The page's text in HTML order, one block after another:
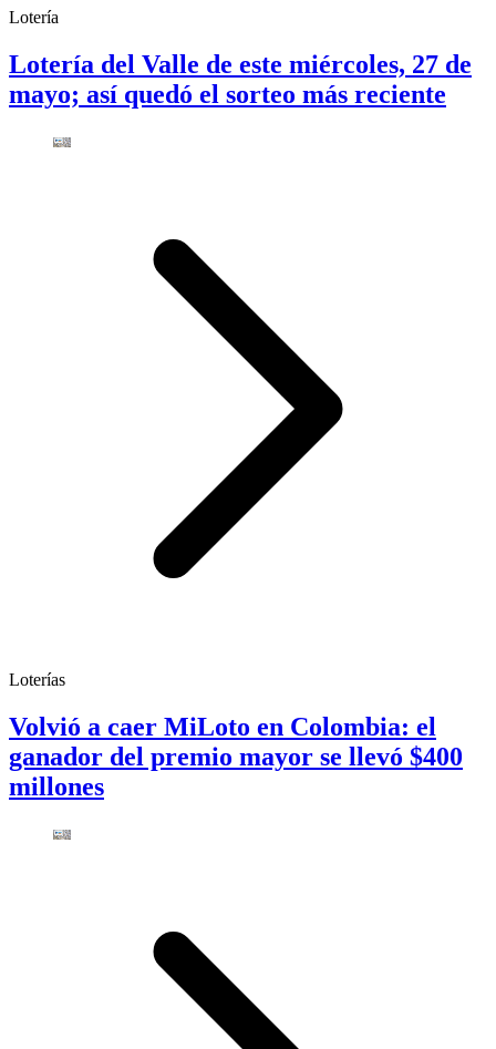
Lotería
Lotería del Valle de este miércoles, 27 de
mayo; así quedó el sorteo más reciente
Loterías
Volvió a caer MiLoto en Colombia: el
ganador del premio mayor se llevó $400
millones